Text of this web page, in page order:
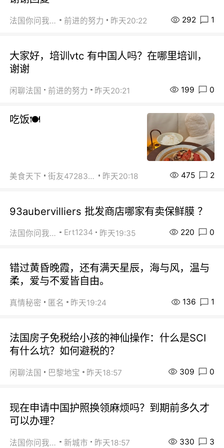
法国你问我答 前进的努力 昨天20:22 292 1
大家好，培训vtc 有中国人吗？在哪里培训，
谢谢
闲聊法国 前进的努力 昨天20:21 199 0
吃饭🍽️
美食天下 街友472838572 昨天20:18 475 2
93aubervilliers 批发商店哪家有卖保鲜膜 ？
法国你问我答 Ert1234 昨天19:35 220 0
错过黄昏晚霞，还有满天星辰，海与风，温与
柔，爱与不爱皆自由。
真情秘密 匿名 昨天19:24 136 1
法国房子免税给小孩的神仙操作：什么是SCI
有什么坑？如何避税的？
闲聊法国 巴黎地宝 昨天18:57 309 0
现在申请中国护照换领麻烦吗？到期前多久才
可以办理？
法国你问我答 新城市 昨天18:57 330 3